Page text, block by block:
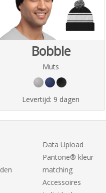
Bobble
Muts
Levertijd: 9 dagen
Data Upload
Pantone® kleur
matching
Accessoires